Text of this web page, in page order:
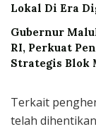
Lokal Di Era
Gubernur
RI, Perkuat
Strategis Blok
Terkait
telah